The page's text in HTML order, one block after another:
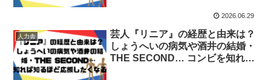
2026.06.29
人力舎
芸人『リニア』の経歴と由来は？
しょうへいの病気や酒井の結婚・
THE SECOND… コンビを知れば